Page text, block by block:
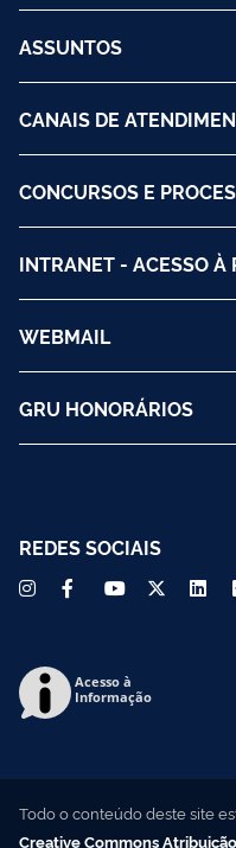
ASSUNTOS
CANAIS DE
CONCURSOS E
INTRANET - ACESSO À
WEBMAIL
GRU HONORÁRIOS
REDES SOCIAIS
Acesso à
Informação
Todo o conteúdo deste site
Creative Commons